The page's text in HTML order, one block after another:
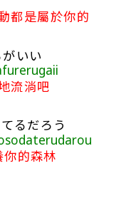
都是屬於你的
いい
流淌吧
てるだろう
的森林